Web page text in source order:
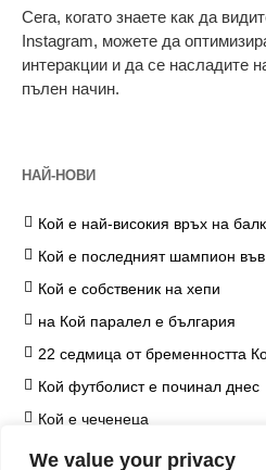
We value your privacy
Сега, когато знаете как да
Instagram, можете да
интеракции и да се насладите
пълен начин.
НАЙ-НОВИ
Кой е най-високия връх на
Кой е последният шампион
Кой е собственик на хепи
на Кой паралел е българия
22 седмица от бременността
Кой футболист е починал днес
Кой е чеченеца
на Кой козметичен продукт